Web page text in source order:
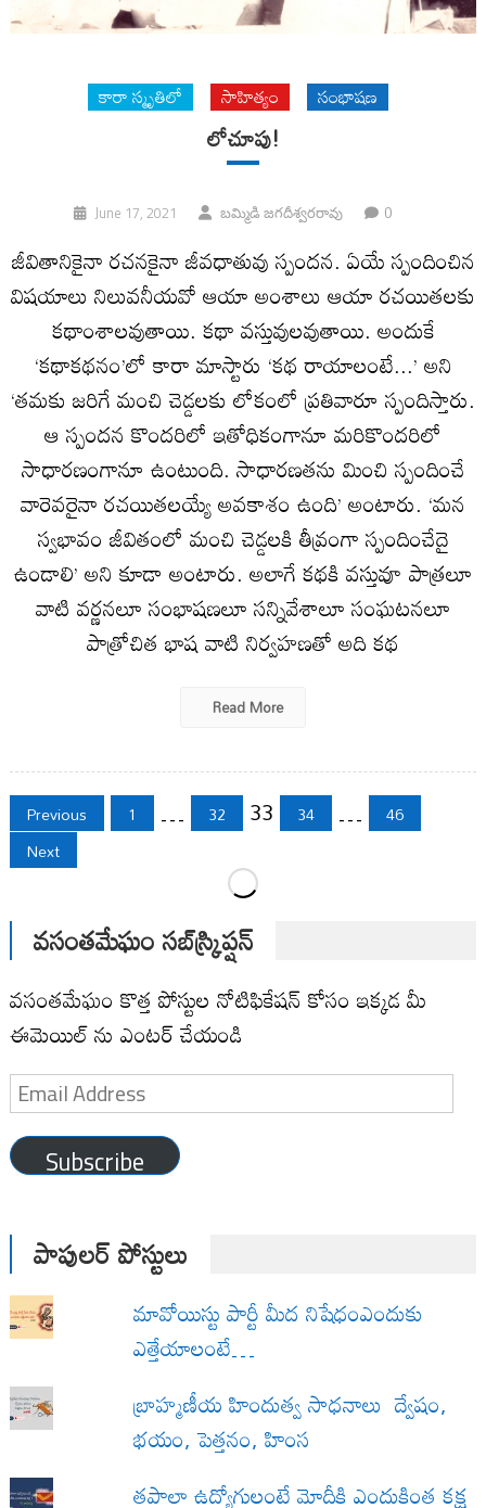
కారా స్మృతిలో సాహిత్యం సంభాషణ
లోచూపు!
June 17, 2021 బమ్మిడి జగదీశ్వరరావు 0
జీవితానికైనా రచనకైనా జీవధాతువు స్పందన. ఏయే స్పందించిన
విషయాలు నిలువనీయవో ఆయా అంశాలు ఆయా రచయితలకు
కథాంశాలవుతాయి. కథా వస్తువులవుతాయి. అందుకే
‘కథాకథనం’లో కారా మాస్టారు ‘కథ రాయాలంటే...’ అని
‘తమకు జరిగే మంచి చెడ్డలకు లోకంలో ప్రతివారూ స్పందిస్తారు.
ఆ స్పందన కొందరిలో ఇతోధికంగానూ మరికొందరిలో
సాధారణంగానూ ఉంటుంది. సాధారణతను మించి స్పందించే
వారెవరైనా రచయితలయ్యే అవకాశం ఉంది’ అంటారు. ‘మన
స్వభావం జీవితంలో మంచి చెడ్డలకి తీవ్రంగా స్పందించేదై
ఉండాలి’ అని కూడా అంటారు. అలాగే కథకి వస్తువూ పాత్రలూ
వాటి వర్ణనలూ సంభాషణలూ సన్నివేశాలూ సంఘటనలూ
పాత్రోచిత భాష వాటి నిర్వహణతో అది కథ
Read More
Posts
pagination
Previous 1 … 32 33 34 …
46
Next
వసంతమేఘం సబ్‌స్క్రిప్షన్
వసంతమేఘం కొత్త పోస్టుల నోటిఫికేషన్ కోసం ఇక్కడ మీ
ఈమెయిల్ ను ఎంటర్ చేయండి
Email
Address
Subscribe
పాపులర్ పోస్టులు
మావోయిస్టు పార్టీ మీద నిషేధంఎందుకు
ఎత్తేయాలంటే…
బ్రాహ్మణీయ హిందుత్వ సాధనాలు ద్వేషం,
భయం, పెత్తనం, హింస
త‌పాలా ఉద్యోగులంటే మోదీకి ఎందుకింత కక్ష